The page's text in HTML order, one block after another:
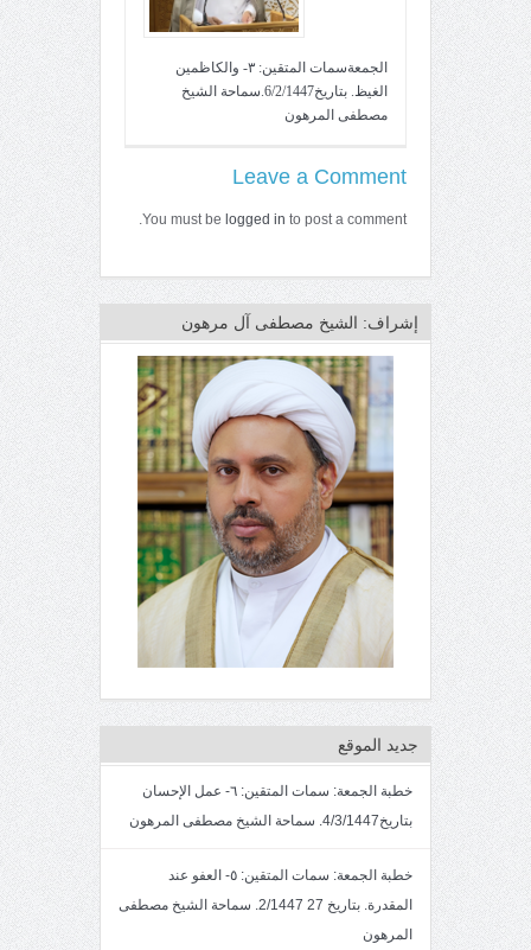
الجمعةسمات المتقين: ٣- والكاظمين
الغيظ. بتاريخ6/2/1447.سماحة الشيخ
مصطفى المرهون
Leave a Comment
You must be logged in to post a comment.
إشراف: الشيخ مصطفى آل مرهون
جديد الموقع
خطبة الجمعة: سمات المتقين: ٦- عمل الإحسان
بتاريخ4/3/1447. سماحة الشيخ مصطفى المرهون
خطبة الجمعة: سمات المتقين: ٥- العفو عند
المقدرة. بتاريخ 27 2/1447. سماحة الشيخ مصطفى
المرهون